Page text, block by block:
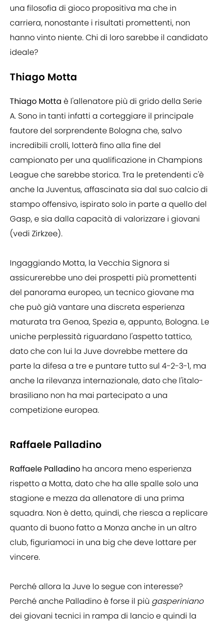
una filosofia di gioco propositiva ma che in
carriera, nonostante i risultati promettenti, non
hanno vinto niente. Chi di loro sarebbe il candidato
ideale?
Thiago Motta
Thiago Motta è l'allenatore più di grido della Serie
A. Sono in tanti infatti a corteggiare il principale
fautore del sorprendente Bologna che, salvo
incredibili crolli, lotterà fino alla fine del
campionato per una qualificazione in Champions
League che sarebbe storica. Tra le pretendenti c'è
anche la Juventus, affascinata sia dal suo calcio di
stampo offensivo, ispirato solo in parte a quello del
Gasp, e sia dalla capacità di valorizzare i giovani
(vedi Zirkzee).
Ingaggiando Motta, la Vecchia Signora si
assicurerebbe uno dei prospetti più promettenti
del panorama europeo, un tecnico giovane ma
che può già vantare una discreta esperienza
maturata tra Genoa, Spezia e, appunto, Bologna. Le
uniche perplessità riguardano l'aspetto tattico,
dato che con lui la Juve dovrebbe mettere da
parte la difesa a tre e puntare tutto sul 4-2-3-1, ma
anche la rilevanza internazionale, dato che l'italo-
brasiliano non ha mai partecipato a una
competizione europea.
Raffaele Palladino
Raffaele Palladino ha ancora meno esperienza
rispetto a Motta, dato che ha alle spalle solo una
stagione e mezza da allenatore di una prima
squadra. Non è detto, quindi, che riesca a replicare
quanto di buono fatto a Monza anche in un altro
club, figuriamoci in una big che deve lottare per
vincere.
Perché allora la Juve lo segue con interesse?
Perché anche Palladino è forse il più gasperiniano
dei giovani tecnici in rampa di lancio e quindi la